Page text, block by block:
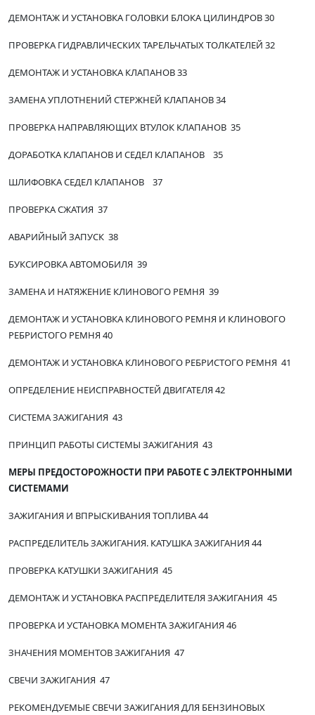
ДЕМОНТАЖ И УСТАНОВКА ГОЛОВКИ БЛОКА ЦИЛИНДРОВ 30
ПРОВЕРКА ГИДРАВЛИЧЕСКИХ ТАРЕЛЬЧАТЫХ ТОЛКАТЕЛЕЙ 32
ДЕМОНТАЖ И УСТАНОВКА КЛАПАНОВ 33
ЗАМЕНА УПЛОТНЕНИЙ СТЕРЖНЕЙ КЛАПАНОВ 34
ПРОВЕРКА НАПРАВЛЯЮЩИХ ВТУЛОК КЛАПАНОВ 35
ДОРАБОТКА КЛАПАНОВ И СЕДЕЛ КЛАПАНОВ 35
ШЛИФОВКА СЕДЕЛ КЛАПАНОВ 37
ПРОВЕРКА СЖАТИЯ 37
АВАРИЙНЫЙ ЗАПУСК 38
БУКСИРОВКА АВТОМОБИЛЯ 39
ЗАМЕНА И НАТЯЖЕНИЕ КЛИНОВОГО РЕМНЯ 39
ДЕМОНТАЖ И УСТАНОВКА КЛИНОВОГО РЕМНЯ И КЛИНОВОГО
РЕБРИСТОГО РЕМНЯ 40
ДЕМОНТАЖ И УСТАНОВКА КЛИНОВОГО РЕБРИСТОГО РЕМНЯ 41
ОПРЕДЕЛЕНИЕ НЕИСПРАВНОСТЕЙ ДВИГАТЕЛЯ 42
СИСТЕМА ЗАЖИГАНИЯ 43
ПРИНЦИП РАБОТЫ СИСТЕМЫ ЗАЖИГАНИЯ 43
МЕРЫ ПРЕДОСТОРОЖНОСТИ ПРИ РАБОТЕ С ЭЛЕКТРОННЫМИ
СИСТЕМАМИ
ЗАЖИГАНИЯ И ВПРЫСКИВАНИЯ ТОПЛИВА 44
РАСПРЕДЕЛИТЕЛЬ ЗАЖИГАНИЯ. КАТУШКА ЗАЖИГАНИЯ 44
ПРОВЕРКА КАТУШКИ ЗАЖИГАНИЯ 45
ДЕМОНТАЖ И УСТАНОВКА РАСПРЕДЕЛИТЕЛЯ ЗАЖИГАНИЯ 45
ПРОВЕРКА И УСТАНОВКА МОМЕНТА ЗАЖИГАНИЯ 46
ЗНАЧЕНИЯ МОМЕНТОВ ЗАЖИГАНИЯ 47
СВЕЧИ ЗАЖИГАНИЯ 47
РЕКОМЕНДУЕМЫЕ СВЕЧИ ЗАЖИГАНИЯ ДЛЯ БЕНЗИНОВЫХ